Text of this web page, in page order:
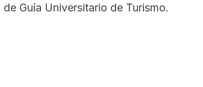
Guía Universitario de Turismo.